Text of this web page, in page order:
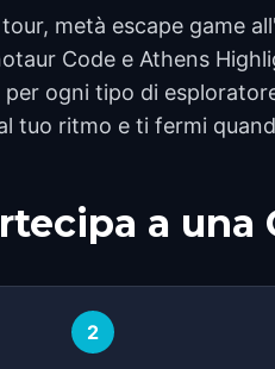
metà escape game
Code e Athens
ogni tipo di
tuo ritmo e ti fermi
a una
2